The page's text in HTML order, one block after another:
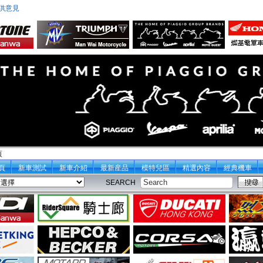
意見
新車測試 新車介紹 最新産品 模特兒區 精選內容
經典機車
SEARCH